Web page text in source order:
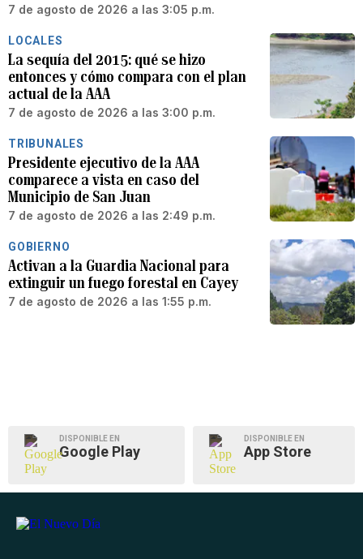
7 de agosto de 2026 a las 3:05 p.m.
LOCALES
La sequía del 2015: qué se hizo
entonces y cómo compara con el plan
actual de la AAA
7 de agosto de 2026 a las 3:00 p.m.
TRIBUNALES
Presidente ejecutivo de la AAA
comparece a vista en caso del
Municipio de San Juan
7 de agosto de 2026 a las 2:49 p.m.
GOBIERNO
Activan a la Guardia Nacional para
extinguir un fuego forestal en Cayey
7 de agosto de 2026 a las 1:55 p.m.
DISPONIBLE EN
Google Play
DISPONIBLE EN
App Store